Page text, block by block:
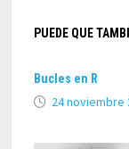
PUEDE QUE
Bucles en R
24 noviembre